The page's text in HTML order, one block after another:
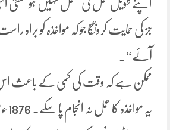
اپنے طویل عمل کی متحمل نہیں ہو
جز کی حمایت کرونگا جو کہ مواخذہ کو براہ
آئے“۔
ممکن ہے کہ وقت کی کمی کے باعث
یہ